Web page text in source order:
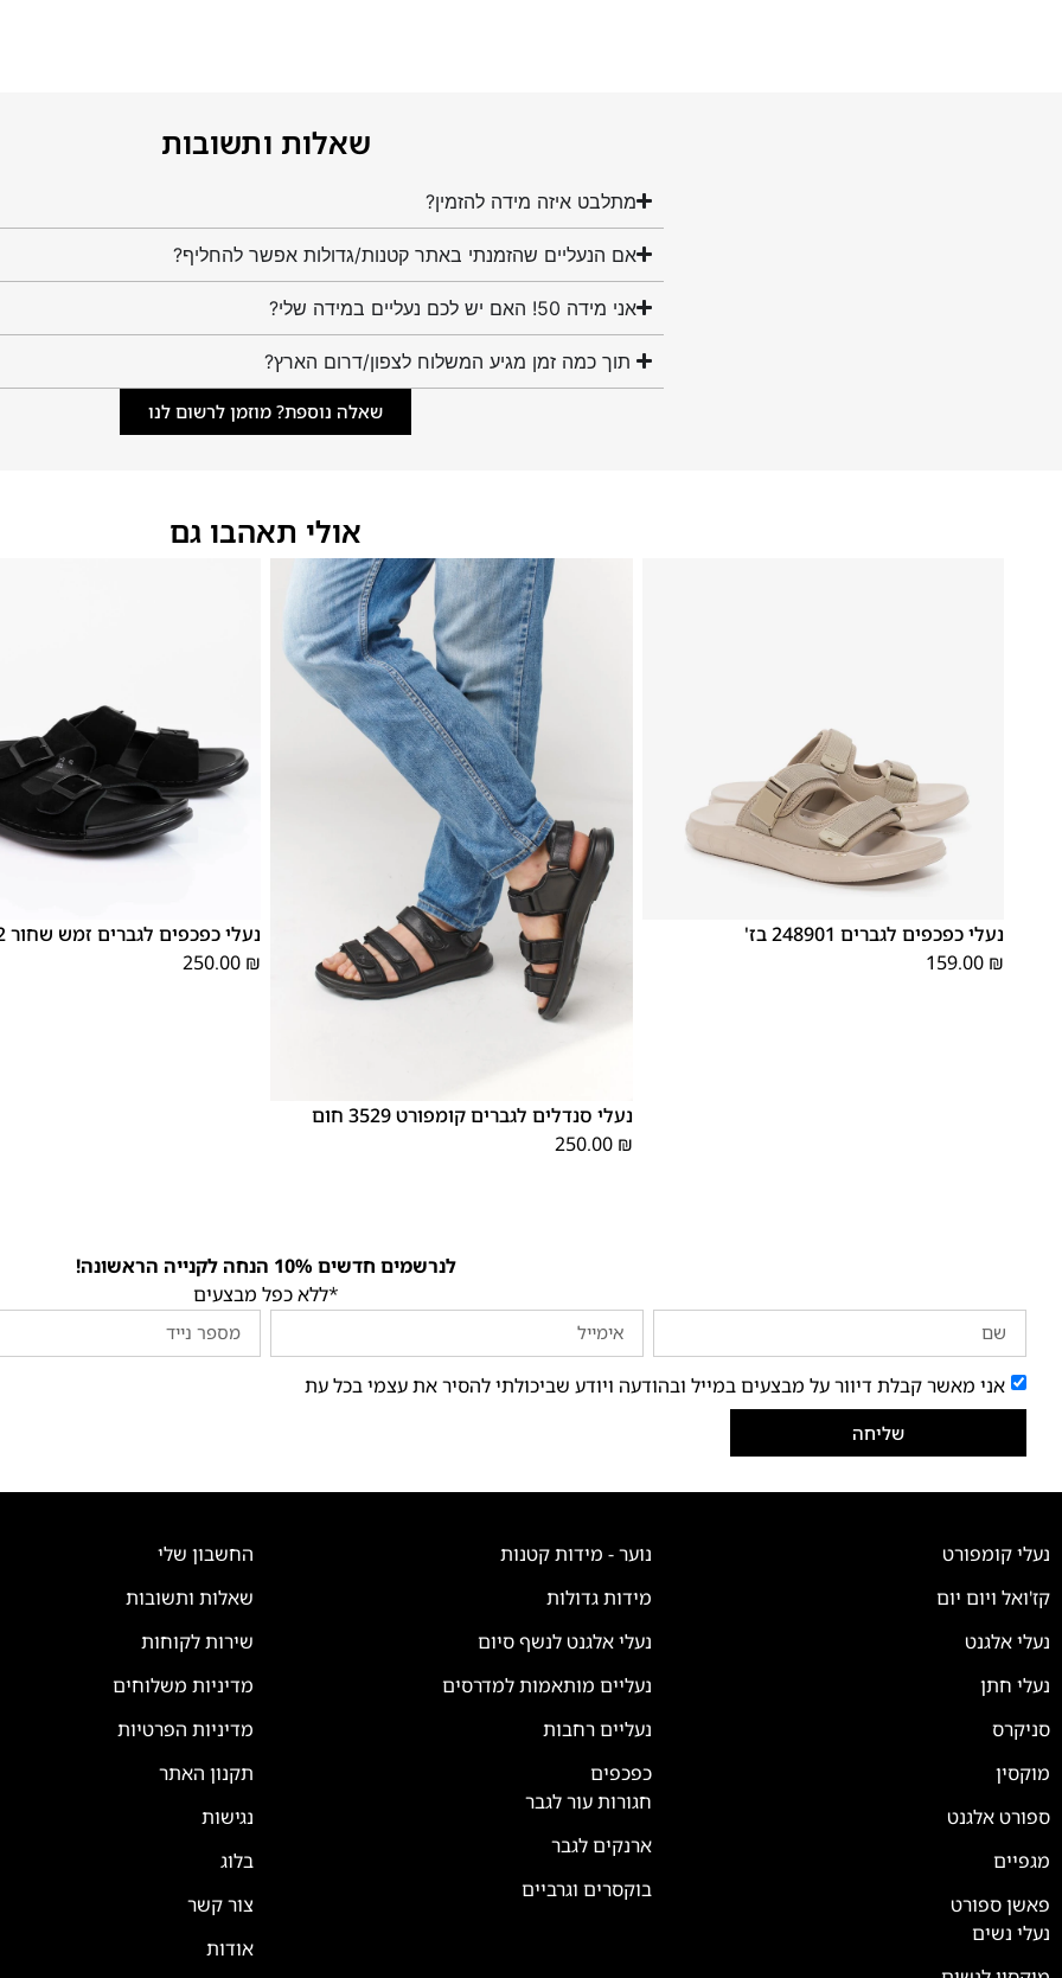
שאלות ותשובות
מתלבט איזה מידה להזמין?
אם הנעליים שהזמנתי באתר קטנות/גדולות אפשר להחליף?
אני מידה 50! האם יש לכם נעליים במידה שלי?
תוך כמה זמן מגיע המשלוח לצפון/דרום הארץ?
שאלה נוספת? מוזמן לרשום לנו
אולי תאהבו גם
נעלי כפכפים לגברים 248901 בז'
159.00 ₪
נעלי סנדלים לגברים קומפורט 3529 חום
250.00 ₪
נעלי כפכפים לגברים זמש שחור 80032
250.00 ₪
לנרשמים חדשים 10% הנחה לקנייה הראשונה!
*ללא כפל מבצעים
אני מאשר קבלת דיוור על מבצעים במייל ובהודעה ויודע שביכולתי להסיר את עצמי בכל עת
שליחה
נעלי קומפורט
קז'ואל ויום יום
נעלי אלגנט
נעלי חתן
סניקרס
מוקסין
ספורט אלגנט
מגפיים
פאשן ספורט
נעלי נשים
נוער - מידות קטנות
מידות גדולות
נעלי אלגנט לנשף סיום
נעליים מותאמות למדרסים
נעליים רחבות
כפכפים
חגורות עור לגבר
ארנקים לגבר
בוקסרים וגרביים
החשבון שלי
שאלות ותשובות
שירות לקוחות
מדיניות משלוחים
מדיניות הפרטיות
תקנון האתר
נגישות
בלוג
צור קשר
אודות
💬